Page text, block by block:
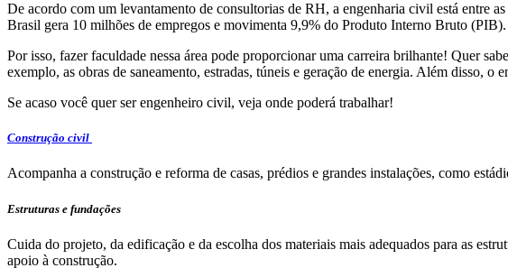
De acordo com um levantamento de consultorias de RH, a engenharia civil está entre
Brasil gera 10 milhões de empregos e movimenta 9,9% do Produto Interno Bruto (PIB).
Por isso, fazer faculdade nessa área pode proporcionar uma carreira brilhante! Quer
exemplo, as obras de saneamento, estradas, túneis e geração de energia. Além disso,
Se acaso você quer ser engenheiro civil, veja onde poderá trabalhar!
Construção civil
Acompanha a construção e reforma de casas, prédios e grandes instalações, como
Estruturas e fundações
Cuida do projeto, da edificação e da escolha dos materiais mais adequados para as
apoio à construção.